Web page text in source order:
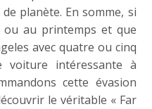
planète. En somme, si
ou au printemps et que
avec quatre ou cinq
intéressante à
cette évasion
le véritable « Far